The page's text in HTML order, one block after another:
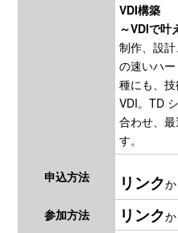
VDI構築
～VDIで叶
制作、設
の速いハ
種にも、
VDI。TD
合わせ、
す。
申込方法 リンク
参加方法
リンク